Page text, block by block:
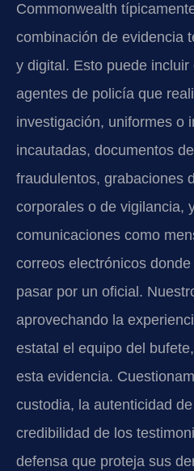
Commonwealth
combinación de evidencia
y digital. Esto puede
agentes de policía que
investigación, uniformes o
incautadas, documentos
fraudulentos, grabaciones
corporales o de vigilancia,
comunicaciones como
correos electrónicos
pasar por un oficial.
aprovechando la
estatal el equipo del
esta evidencia.
custodia, la autenticidad
credibilidad de los
defensa que proteja sus